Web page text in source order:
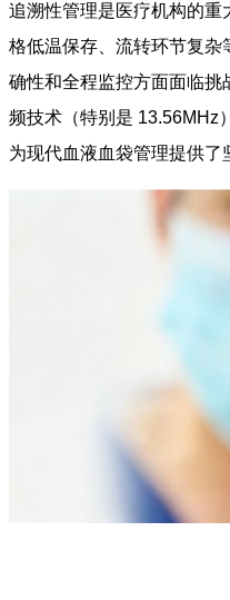
追溯性管理是医疗机构的
格低温保存、流转环节复
确性和全程监控方面面临挑
频技术（特别是 13.56MHz
为现代血液血袋管理提供了